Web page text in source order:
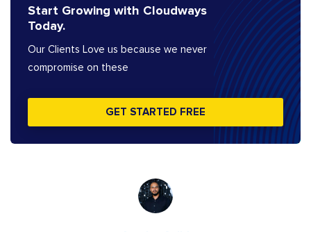
Start Growing with Cloudways
Today.
Our Clients Love us because we never
compromise on these
GET STARTED FREE